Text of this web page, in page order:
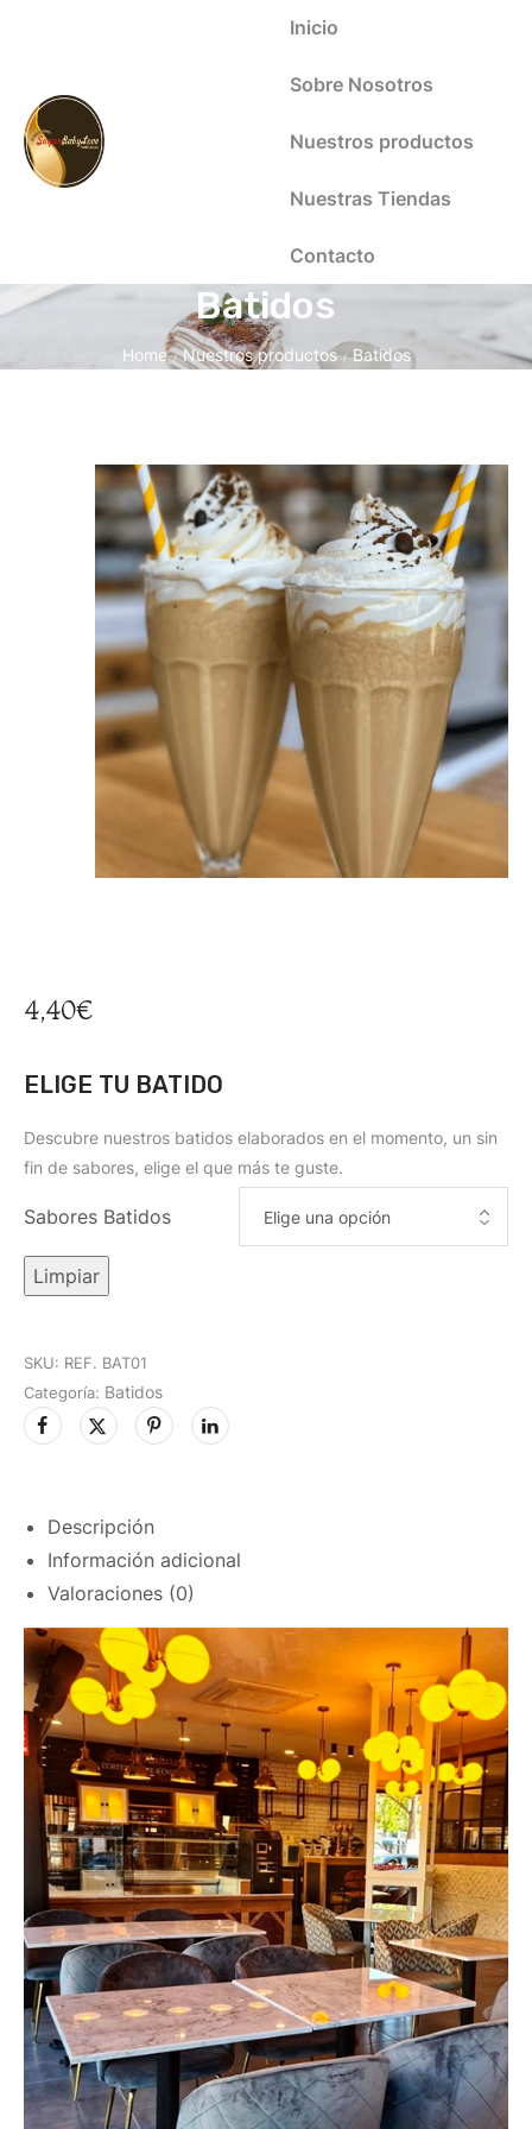
Inicio
Sobre Nosotros
Nuestros productos
Nuestras Tiendas
Contacto
Batidos
Home / Nuestros productos / Batidos
4,40€
ELIGE TU BATIDO
Descubre nuestros batidos elaborados en el momento, un sin
fin de sabores, elige el que más te guste.
Sabores Batidos
Limpiar
SKU: REF. BAT01
Categoría: Batidos
Descripción
Información adicional
Valoraciones (0)